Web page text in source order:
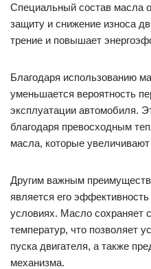
Специальный состав масла
защиту и снижение износа
трение и повышает
Благодаря использованию
уменьшается вероятность
эксплуатации автомобиля.
благодаря превосходным
масла, которые
Другим важным
является его
условиях. Масло сохраняет
температур, что позволяет
пуска двигателя, а также
механизма.